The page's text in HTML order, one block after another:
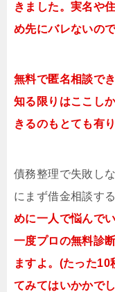
きました。実名や
め先にバレないの
無料で匿名相談で
知る限りはここし
きるのもとても有
債務整理で失敗し
にまず借金相談す
めに一人で悩んで
一度プロの無料診
ますよ。(たった10
てみてはいかかで